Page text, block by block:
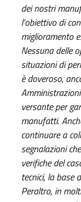
dei nostri
l’obiettivo di
miglioramento
Nessuna delle
situazioni di
è doveroso,
versante per
manufatti.
continuare a
segnalazioni
verifiche del
tecnici, la base
Peraltro, in